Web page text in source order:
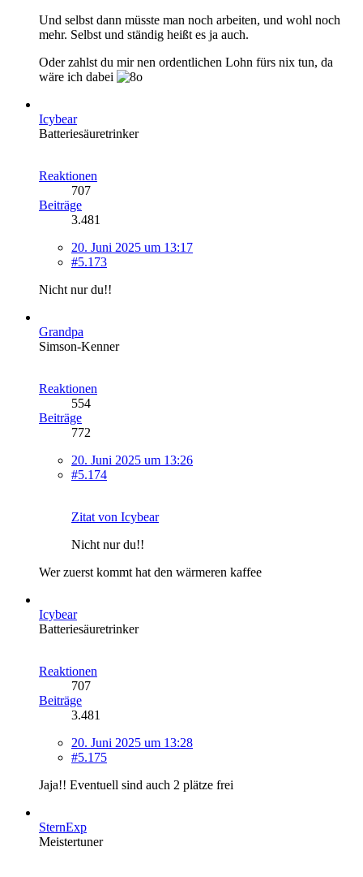
Und selbst dann müsste man noch arbeiten, und wohl noch
mehr. Selbst und ständig heißt es ja auch.
Oder zahlst du mir nen ordentlichen Lohn fürs nix tun, da
wäre ich dabei
Icybear
Batteriesäuretrinker
Reaktionen
707
Beiträge
3.481
20. Juni 2025 um 13:17
#5.173
Nicht nur du!!
Grandpa
Simson-Kenner
Reaktionen
554
Beiträge
772
20. Juni 2025 um 13:26
#5.174
Zitat von Icybear
Nicht nur du!!
Wer zuerst kommt hat den wärmeren kaffee
Icybear
Batteriesäuretrinker
Reaktionen
707
Beiträge
3.481
20. Juni 2025 um 13:28
#5.175
Jaja!! Eventuell sind auch 2 plätze frei
SternExp
Meistertuner